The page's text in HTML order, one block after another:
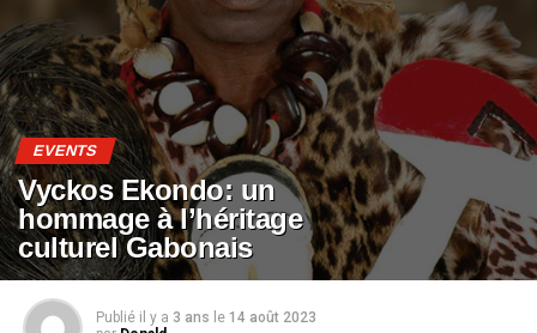
EVENTS
Vyckos Ekondo: un
hommage à l’héritage
culturel Gabonais
Publié il y a 3 ans le 14 août 2023